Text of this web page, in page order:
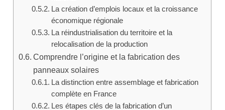
La création d’emplois locaux et la croissance
économique régionale
La réindustrialisation du territoire et la
relocalisation de la production
Comprendre l’origine et la fabrication des
panneaux solaires
La distinction entre assemblage et fabrication
complète en France
Les étapes clés de la fabrication d’un